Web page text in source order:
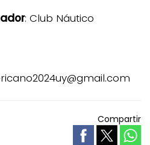
: Club Náutico
Compartir